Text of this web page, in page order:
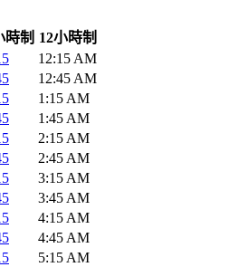
時制 12小時制
12:15 AM
12:45 AM
1:15 AM
1:45 AM
2:15 AM
2:45 AM
3:15 AM
3:45 AM
4:15 AM
4:45 AM
5:15 AM